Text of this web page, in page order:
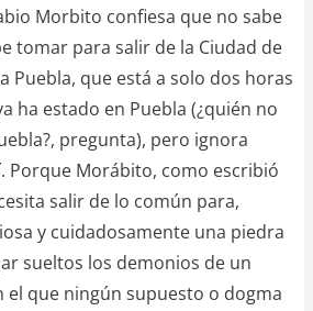
Morbito confiesa que no sabe
tomar para salir de la Ciudad de
Puebla, que está a solo dos horas
ha estado en Puebla (¿quién no
pregunta), pero ignora
Porque Morábito, como escribió
salir de lo común para,
y cuidadosamente una piedra
sueltos los demonios de un
el que ningún supuesto o dogma